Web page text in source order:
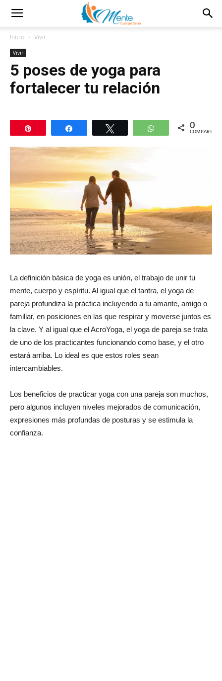
Inicio Vivir
Vivir
5 poses de yoga para
fortalecer tu relación
Compartir WhatsApp
0
COMPARTIR
La definición básica de yoga es unión, el trabajo de unir tu
mente, cuerpo y espíritu. Al igual que el tantra, el yoga de
pareja profundiza la práctica incluyendo a tu amante, amigo o
familiar, en posiciones en las que respirar y moverse juntos es
la clave. Y al igual que el AcroYoga, el yoga de pareja se trata
de uno de los practicantes funcionando como base, y el otro
estará arriba. Lo ideal es que estos roles sean
intercambiables.
Los beneficios de practicar yoga con una pareja son muchos,
pero algunos incluyen niveles mejorados de comunicación,
expresiones más profundas de posturas y se estimula la
confianza.